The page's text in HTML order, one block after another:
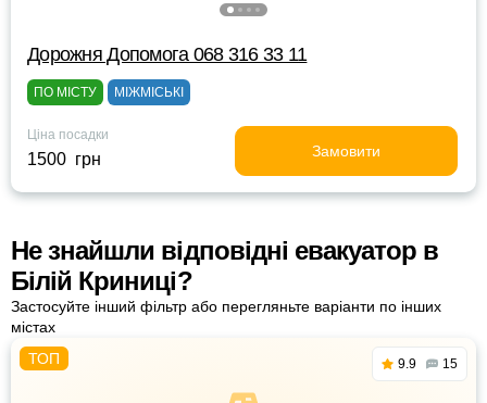
Дорожня Допомога 068 316 33 11
ПО МІСТУ МІЖМІСЬКІ
Ціна посадки
1500 грн Замовити
Не знайшли відповідні евакуатор в
Білій Криниці?
Застосуйте інший фільтр або перегляньте варіанти по інших
містах
9.9 15